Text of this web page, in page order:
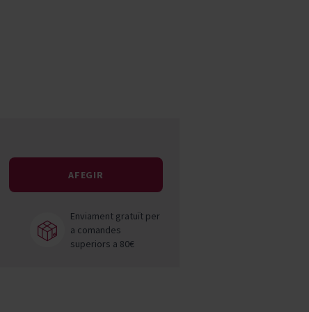
AFEGIR
Enviament gratuït per
a comandes
superiors a 80€